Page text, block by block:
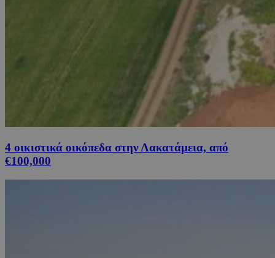
4 οικιστικά οικόπεδα στην Λακατάμεια, από
€100,000